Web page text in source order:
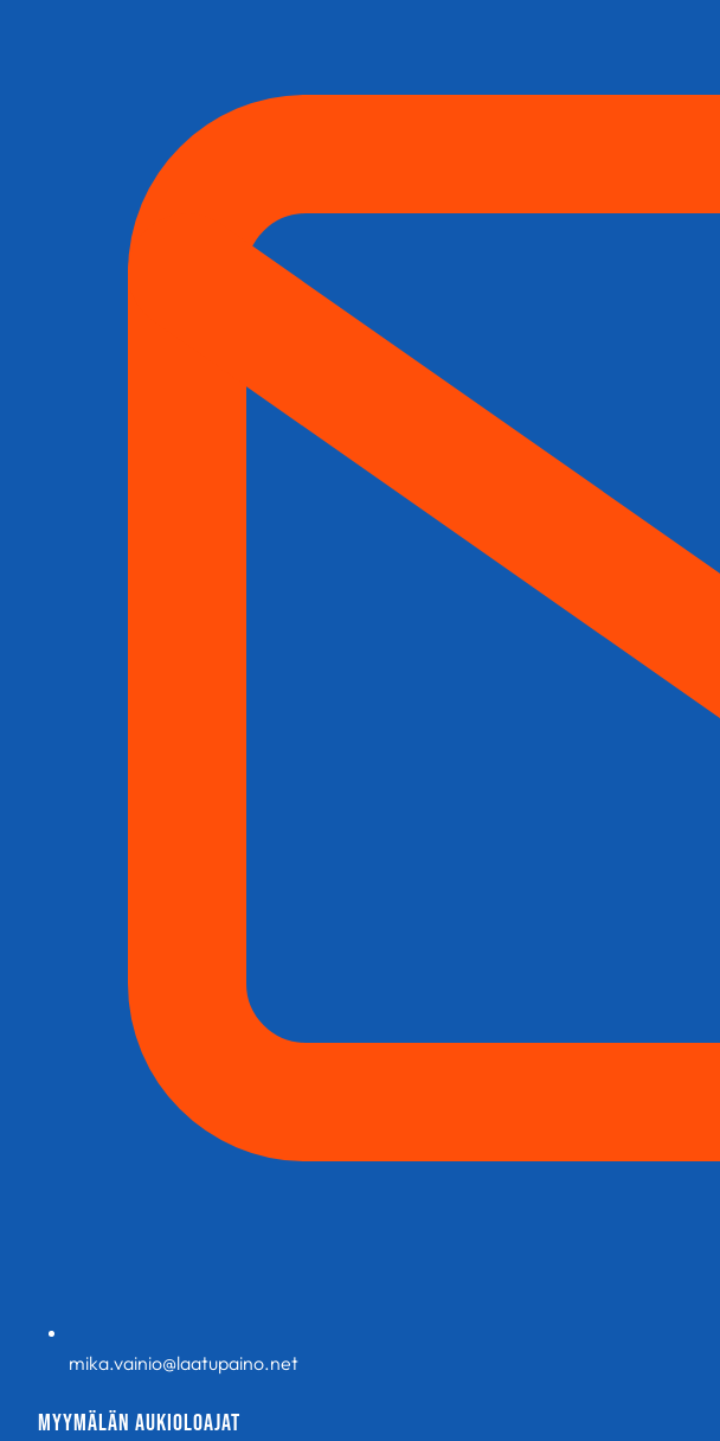
mika.vainio@laatupaino.net
Myymälän aukioloajat